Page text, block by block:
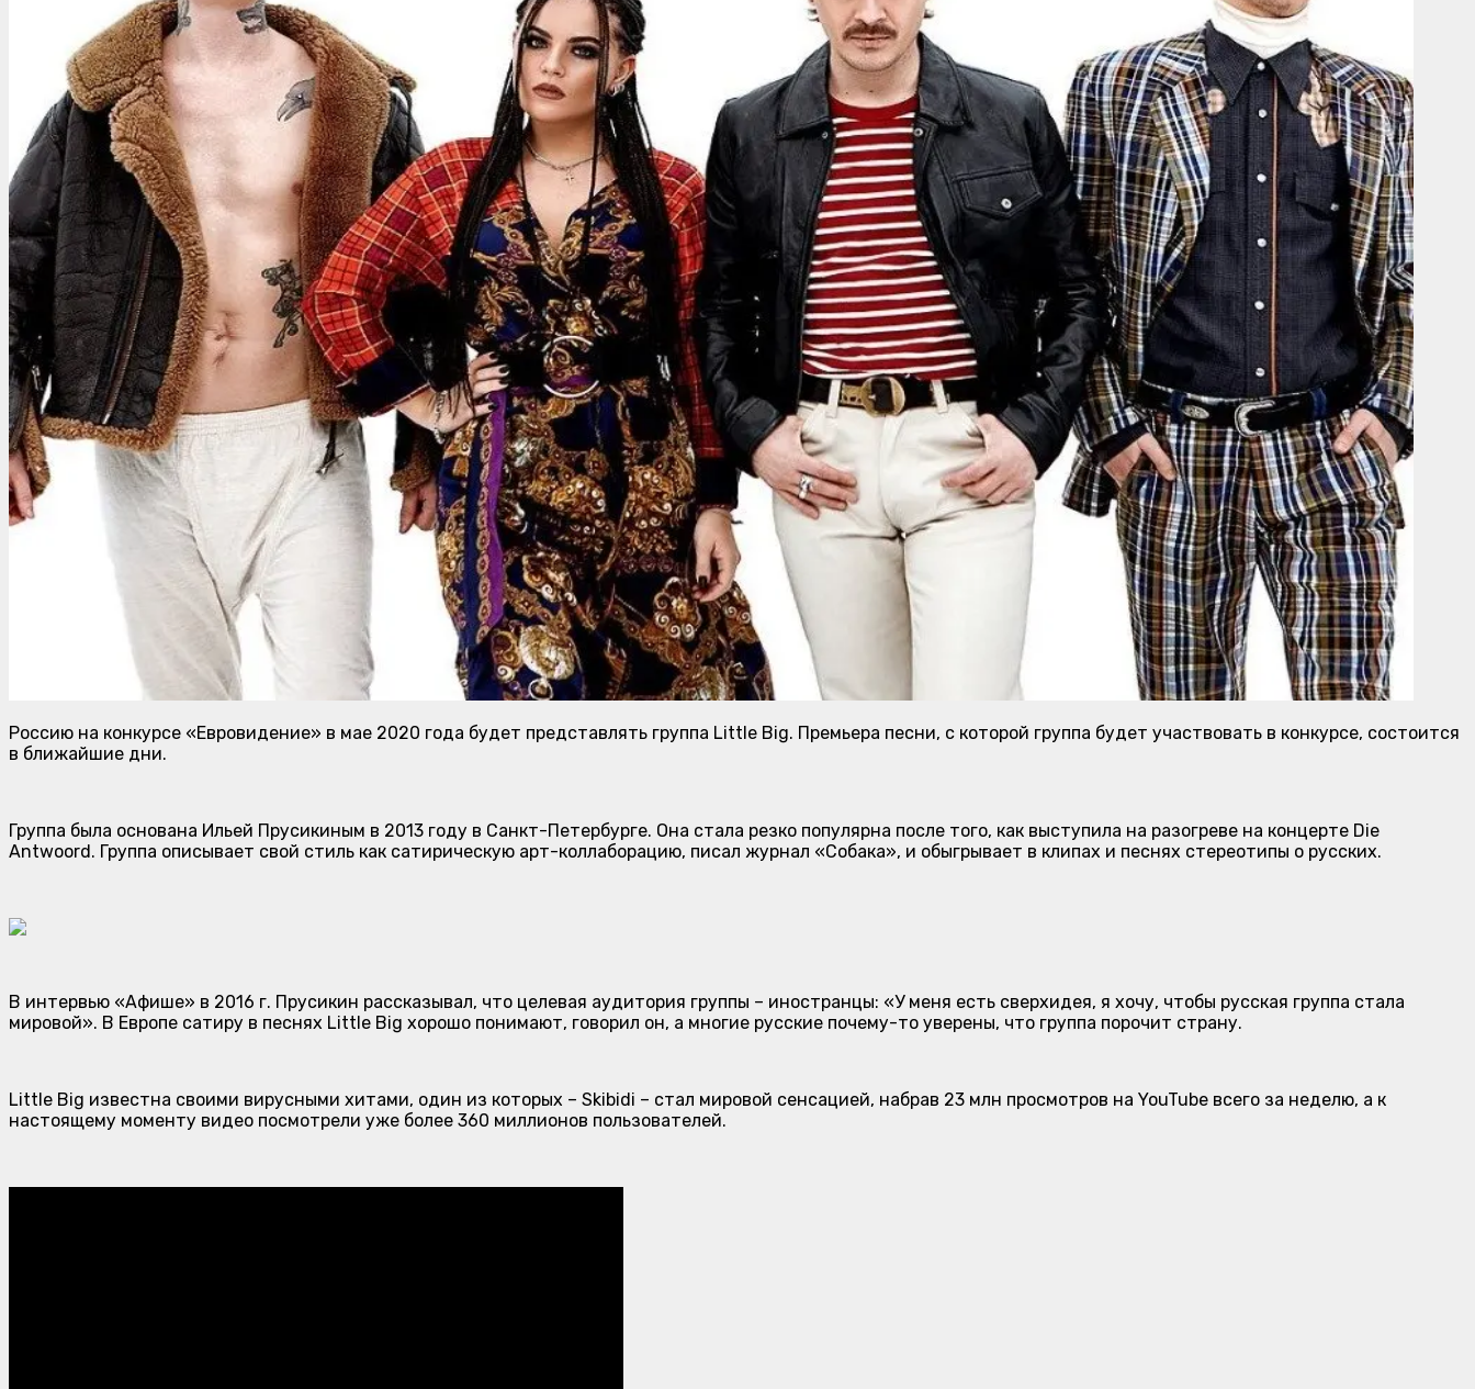
Россию на конкурсе «Евровидение» в мае 2020 года будет представлять группа Little Big. Премьера песни, с которой группа будет участвовать в конкурсе, состоится
в ближайшие дни.
Группа была основана Ильей Прусикиным в 2013 году в Санкт-Петербурге. Она стала резко популярна после того, как выступила на разогреве на концерте Die
Antwoord. Группа описывает свой стиль как сатирическую арт-коллаборацию, писал журнал «Собака», и обыгрывает в клипах и песнях стереотипы о русских.
В интервью «Афише» в 2016 г. Прусикин рассказывал, что целевая аудитория группы – иностранцы: «У меня есть сверхидея, я хочу, чтобы русская группа стала
мировой». В Европе сатиру в песнях Little Big хорошо понимают, говорил он, а многие русские почему-то уверены, что группа порочит страну.
Little Big известна своими вирусными хитами, один из которых – Skibidi – стал мировой сенсацией, набрав 23 млн просмотров на YouTube всего за неделю, а к
настоящему моменту видео посмотрели уже более 360 миллионов пользователей.